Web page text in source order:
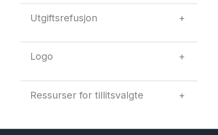
Utgiftsrefusjon +
Logo +
Ressurser for tillitsvalgte +